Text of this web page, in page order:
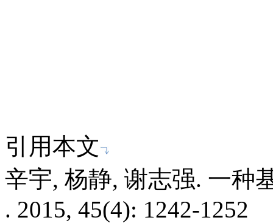
引用本文
辛宇, 杨静, 谢志强. 一种
. 2015, 45(4): 1242-1252